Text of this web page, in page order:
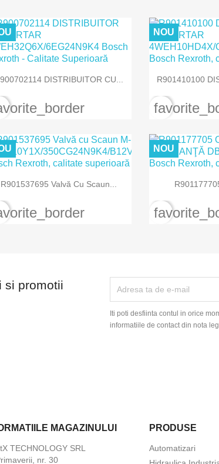
 Vizualizare rapida
DISTRIBUITOR CU... 
R901410100
NOU
 Vizualizare rapida
R901537695 Valvă Cu Scaun... 
NOU
si promotii
Iti poti desfiinta contul in orice
informatiile de contact din nota
MAGAZINULUI
TECHNOLOGY SRL
nr. 30
PRODUSE
Automatizari